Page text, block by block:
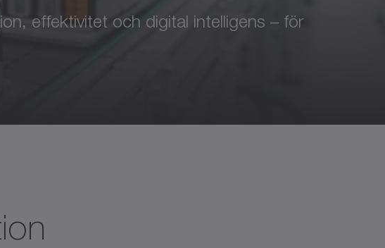
effektivitet och digital intelligens – för